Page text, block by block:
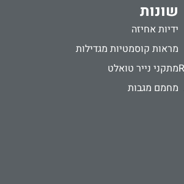
שונות
ידיות אחיזה
מראות קוסמטיות מגדילות
מתקני נייר טואלט
מחמם מגבות